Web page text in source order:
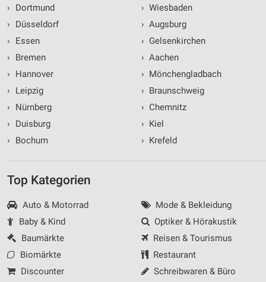
›
Dortmund
›
Düsseldorf
›
Essen
›
Bremen
›
Hannover
›
Leipzig
›
Nürnberg
›
Duisburg
›
Bochum
› Wiesbaden
› Augsburg
› Gelsenkirchen
› Aachen
› Mönchengladbach
› Braunschweig
› Chemnitz
› Kiel
› Krefeld
Top Kategorien
Auto & Motorrad
Baby & Kind
Baumärkte
Biomärkte
Discounter
Mode & Bekleidung
Optiker & Hörakustik
Reisen & Tourismus
Restaurant
Schreibwaren & Büro